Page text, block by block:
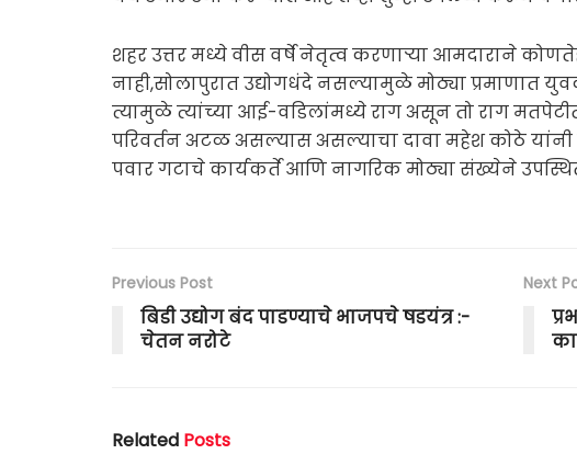
शहर उत्तर मध्ये वीस वर्षे नेतृत्व करणाऱ्या आमदाराने
नाही,सोलापुरात उद्योगधंदे नसल्यामुळे मोठ्या प्रमाणात
त्यामुळे त्यांच्या आई-वडिलांमध्ये राग असून तो राग
परिवर्तन अटळ असल्यास असल्याचा दावा महेश कोठे यांनी
पवार गटाचे कार्यकर्ते आणि नागरिक मोठ्या संख्येने
Previous Post
बिडी उद्योग बंद पाडण्याचे भाजपचे षडयंत्र :-
चेतन नरोटे
Next
Related Posts